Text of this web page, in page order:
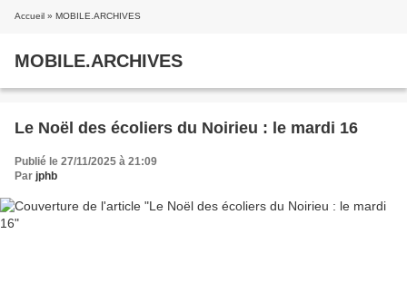
Accueil » MOBILE.ARCHIVES
MOBILE.ARCHIVES
Le Noël des écoliers du Noirieu : le mardi 16
Publié le 27/11/2025 à 21:09
Par jphb